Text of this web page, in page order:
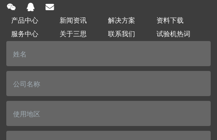
产品中心 新闻资讯 解决方案
资料下载
服务中心
关于三思 联系我们 试验机热词